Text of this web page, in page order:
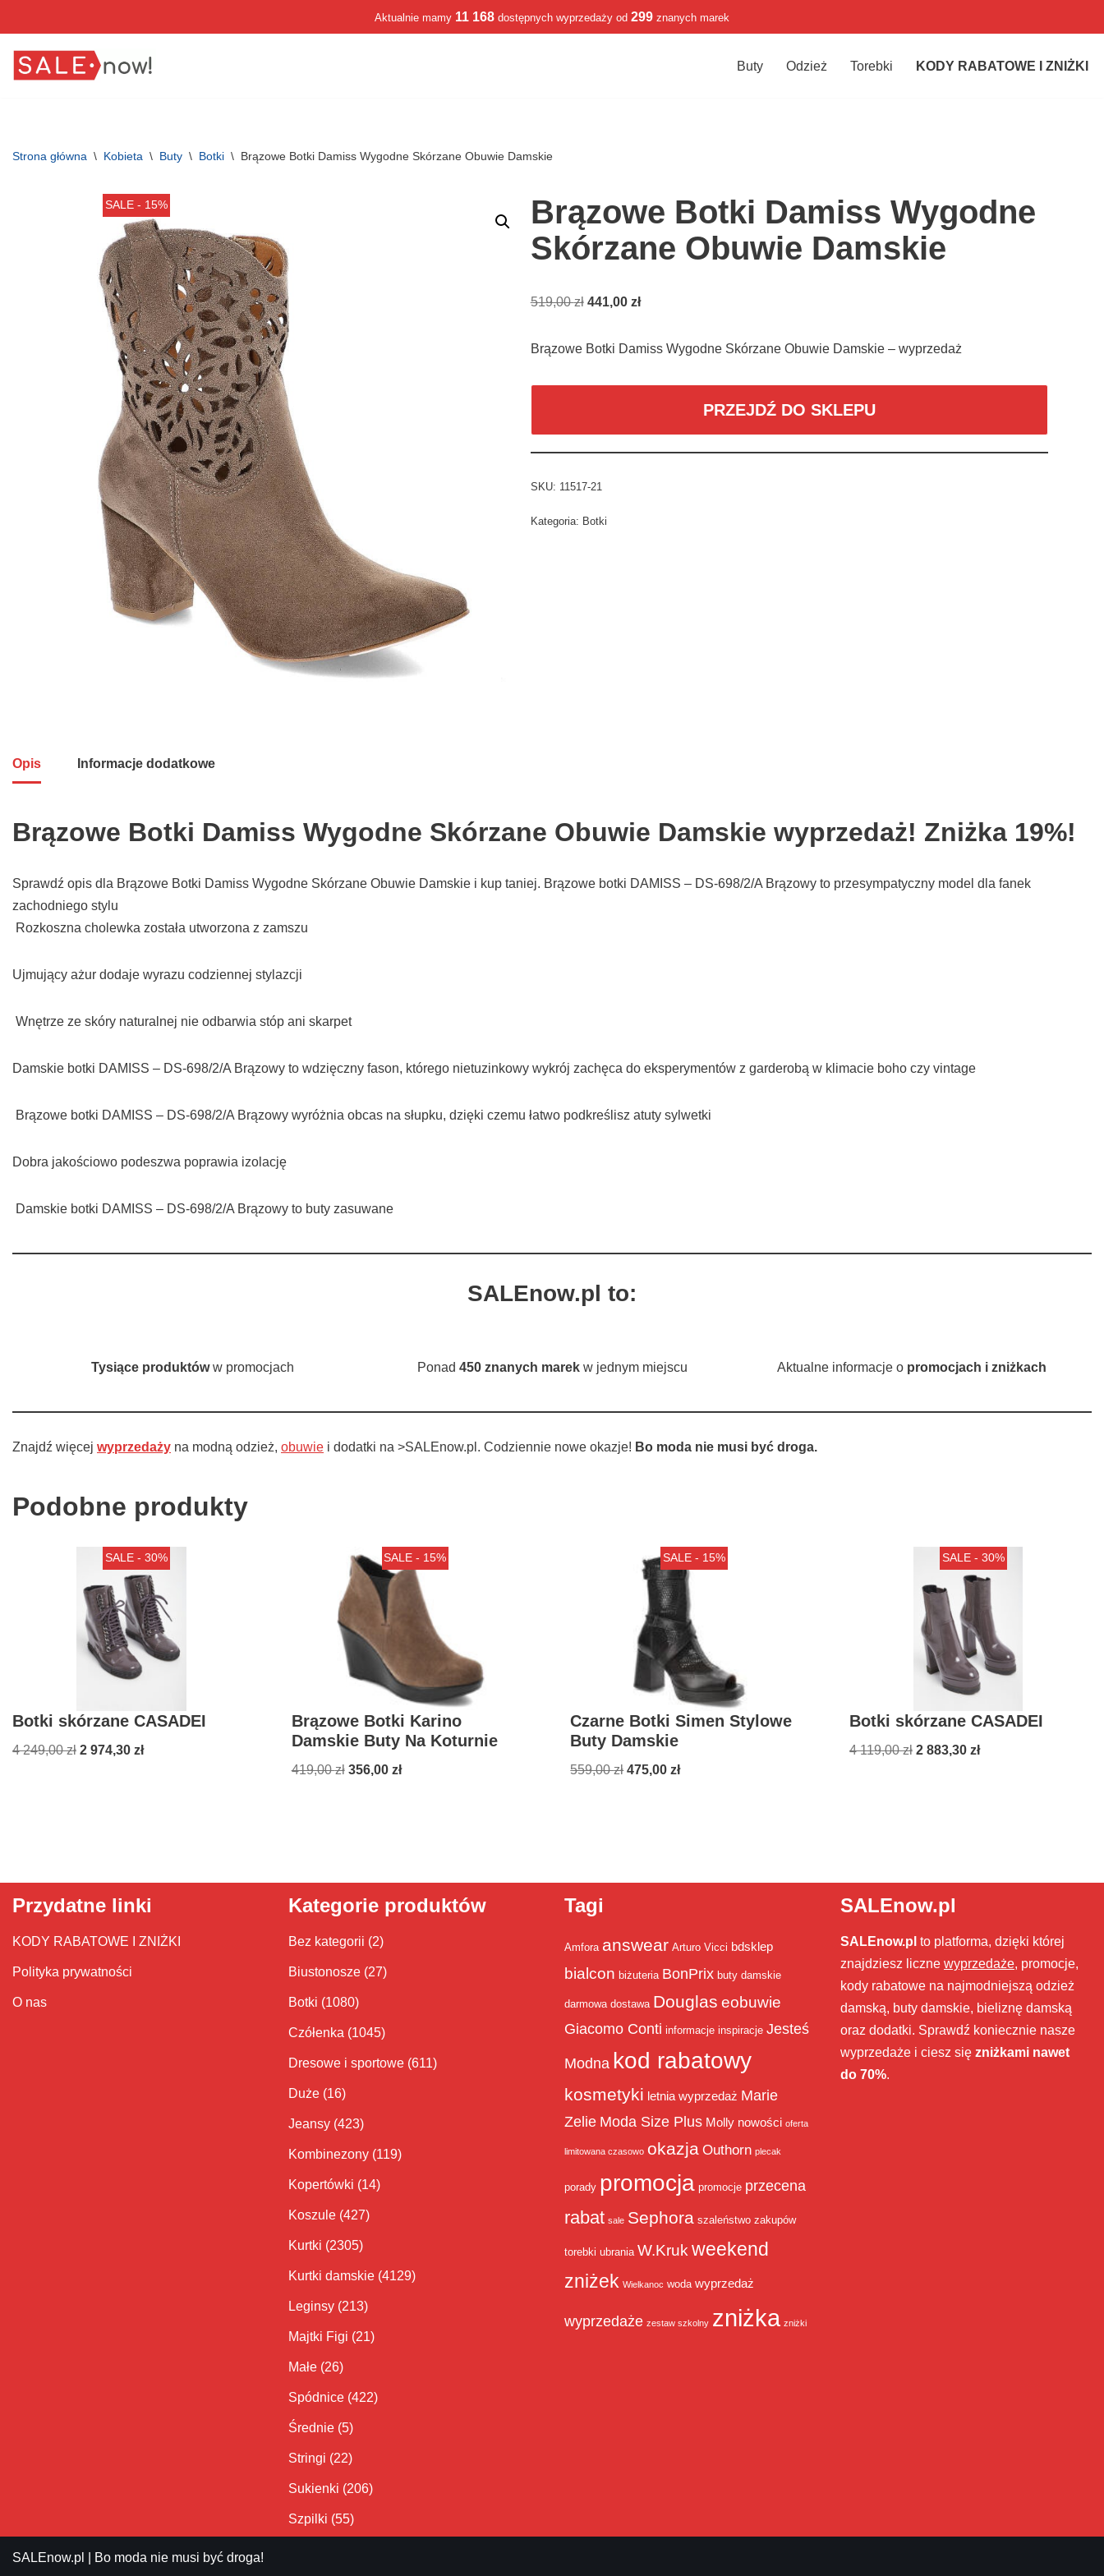
do
Aktualnie mamy 11 168 dostępnych wyprzedaży od 299 znanych marek
Buty Odzież Torebki KODY RABATOWE I ZNIŻKI
Strona główna \ Kobieta \ Buty \ Botki \ Brązowe Botki Damiss Wygodne Skórzane Obuwie Damskie
SALE - 15%
Brązowe Botki Damiss Wygodne
Skórzane Obuwie Damskie
519,00zł 441,00 zł
Brązowe Botki Damiss Wygodne Skórzane Obuwie Damskie – wyprzedaż
PRZEJDŹ DO SKLEPU
SKU: 11517-21
Kategoria: Botki
Opis Informacje dodatkowe
Brązowe Botki Damiss Wygodne Skórzane Obuwie Damskie wyprzedaż! Zniżka 19%!
Sprawdź opis dla Brązowe Botki Damiss Wygodne Skórzane Obuwie Damskie i kup taniej. Brązowe botki DAMISS – DS-698/2/A Brązowy to przesympatyczny model dla fanek
zachodniego stylu
Rozkoszna cholewka została utworzona z zamszu
Ujmujący ażur dodaje wyrazu codziennej stylazcji
Wnętrze ze skóry naturalnej nie odbarwia stóp ani skarpet
Damskie botki DAMISS – DS-698/2/A Brązowy to wdzięczny fason, którego nietuzinkowy wykrój zachęca do eksperymentów z garderobą w klimacie boho czy vintage
Brązowe botki DAMISS – DS-698/2/A Brązowy wyróżnia obcas na słupku, dzięki czemu łatwo podkreślisz atuty sylwetki
Dobra jakościowo podeszwa poprawia izolację
Damskie botki DAMISS – DS-698/2/A Brązowy to buty zasuwane
SALEnow.pl to:
Tysiące produktóww promocjach Ponad 450 znanych marekw jednym miejscu Aktualne informacje o promocjach i zniżkach
Znajdź więcej wyprzedaży na modną odzież, obuwie i dodatki na >SALEnow.pl. Codziennie nowe okazje! Bo moda nie musi być droga.
Podobne produkty
SALE - 30%
Botki skórzane CASADEI
4 249,00zł 2 974,30 zł
SALE - 15%
Brązowe Botki Karino
Damskie Buty Na Koturnie
419,00zł 356,00 zł
SALE - 15%
Czarne Botki Simen Stylowe
Buty Damskie
559,00zł 475,00zł
SALE - 30%
Botki skórzane CASADEI
4 119,00zł 2 883,30 zł
Przydatne linki
KODY RABATOWE I ZNIŻKI
Polityka prywatności
O nas
Kategorie produktów
Bez kategorii (2)
Biustonosze (27)
Botki (1080)
Czółenka (1045)
Dresowe i sportowe (611)
Duże (16)
Jeansy (423)
Kombinezony (119)
Kopertówki (14)
Koszule (427)
Kurtki (2305)
Kurtki damskie (4129)
Leginsy (213)
Majtki Figi (21)
Małe (26)
Spódnice (422)
Średnie (5)
Stringi (22)
Sukienki (206)
Szpilki (55)
Tagi
Amfora answear Arturo Vicci bdsklep
bialcon biżuteria BonPrix buty damskie
darmowa dostawa Douglas eobuwie
Giacomo Conti informacje inspiracje Jesteś
Modna kod rabatowy
kosmetyki letnia wyprzedaż Marie
Zelie Moda Size Plus Molly nowości oferta
limitowana czasowo okazja Outhorn plecak
porady promocja promocje przecena
rabat sale Sephora szaleństwo zakupów
torebki ubrania W.Kruk weekend
zniżek Wielkanoc woda wyprzedaż
wyprzedaże zestaw szkolny zniżka zniżki
SALEnow.pl
SALEnow.pl to platforma, dzięki której
znajdziesz liczne wyprzedaże, promocje,
kody rabatowe na najmodniejszą odzież
damską, buty damskie, bieliznę damską
oraz dodatki. Sprawdź koniecznie nasze
wyprzedaże i ciesz się zniżkami nawet
do 70%.
SALEnow.pl | Bo moda nie musi być droga!